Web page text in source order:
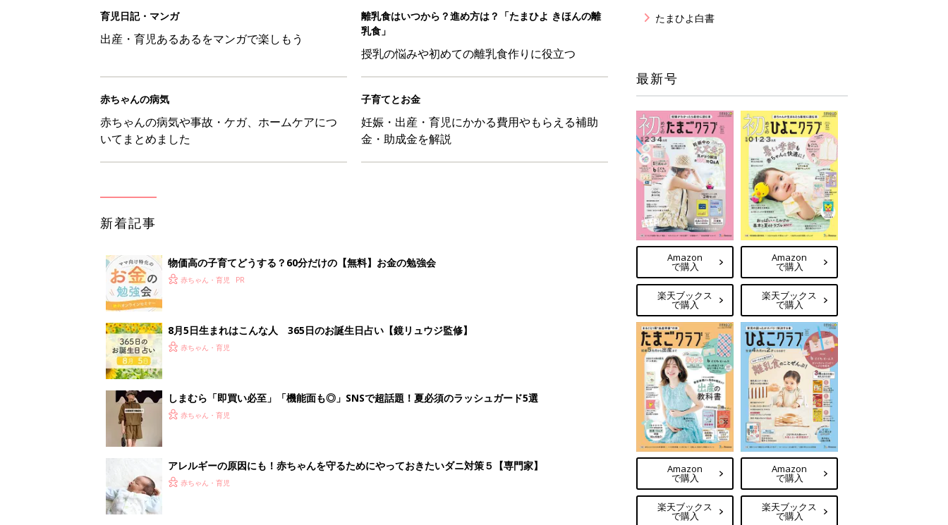
物価高の子育てどうする？60分だけの【無料】お金の勉強会
赤ちゃん・育児
8月5日生まれはこんな人 365日のお誕生日占い【鏡リュウジ監修】
赤ちゃん・育児
しまむら「即買い必至」「機能面も◎」SNSで超話題！夏必須のラッシュガード5選
< 3 4 5 6 7 >
たまひよ白書
最新号
Amazon
で購入
楽天ブックス
で購入
Amazon
で購入
楽天ブックス
で購入
Amazon
で購入
楽天ブックス
で購入
Amazon
で購入
楽天ブックス
で購入